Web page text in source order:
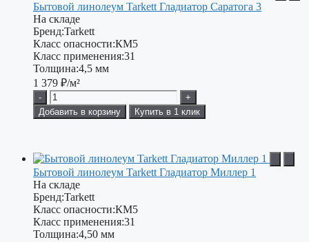
Бытовой линолеум Tarkett Гладиатор Саратога 3
На складе
Бренд:Tarkett
Класс опасности:КМ5
Класс применения:31
Толщина:4,5 мм
1 379 ₽/м²
-
+
Добавить в корзину
Купить в 1 клик
Бытовой линолеум Tarkett Гладиатор Миллер 1
На складе
Бренд:Tarkett
Класс опасности:КМ5
Класс применения:31
Толщина:4,50 мм